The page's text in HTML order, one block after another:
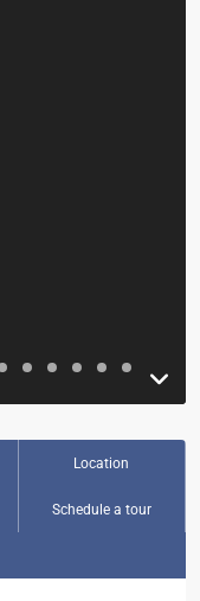
Location
Schedule a tour